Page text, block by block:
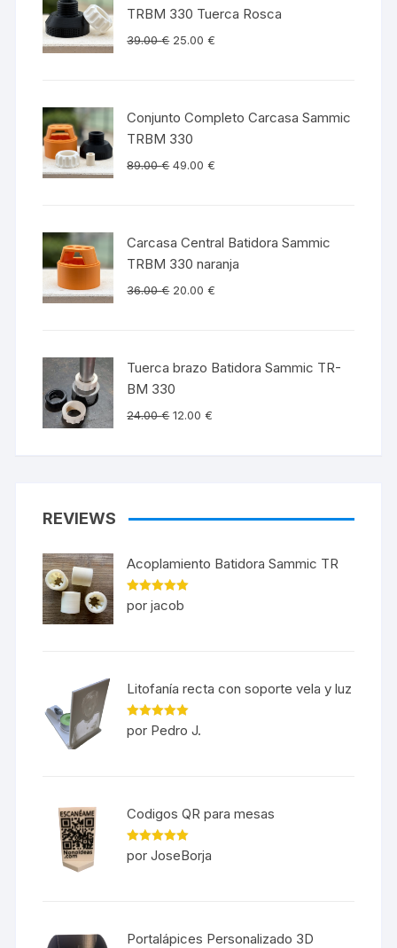
TRBM 330 Tuerca Rosca
39.00€ 25.00€
Conjunto Completo Carcasa Sammic
TRBM 330
89.00€ 49.00€
Carcasa Central Batidora Sammic
TRBM 330 naranja
36.00€ 20.00€
Tuerca brazo Batidora Sammic TR-
BM 330
24.00€ 12.00€
REVIEWS
Acoplamiento Batidora Sammic TR
Valorado en
5 de 5
por jacob
Litofanía recta con soporte vela y luz
Valorado en
5 de 5
por Pedro J.
Codigos QR para mesas
Valorado en
5 de 5
por JoseBorja
Portalápices Personalizado 3D